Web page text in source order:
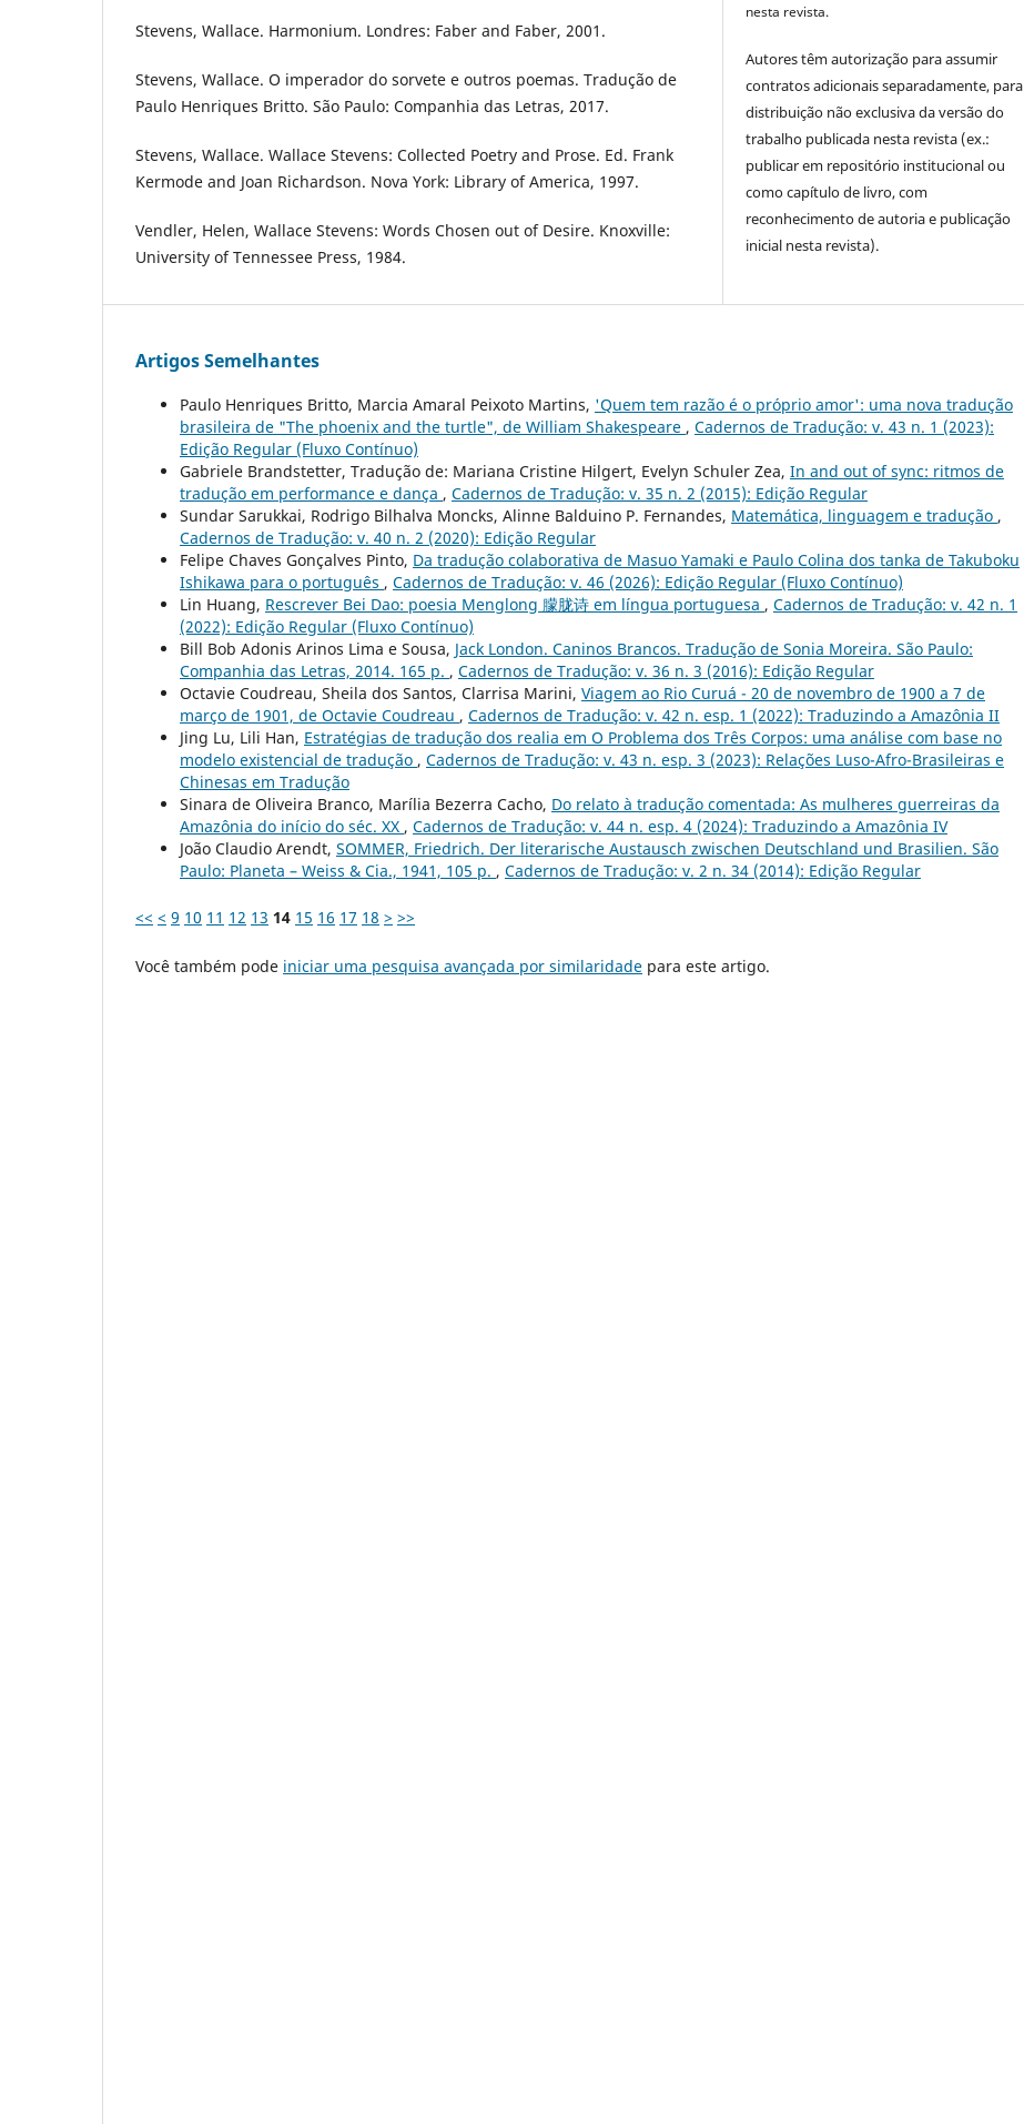
Stevens, Wallace. Harmonium. Londres: Faber and Faber, 2001.
Stevens, Wallace. O imperador do sorvete e outros poemas. Tradução de
Paulo Henriques Britto. São Paulo: Companhia das Letras, 2017.
Stevens, Wallace. Wallace Stevens: Collected Poetry and Prose. Ed. Frank
Kermode and Joan Richardson. Nova York: Library of America, 1997.
Vendler, Helen, Wallace Stevens: Words Chosen out of Desire. Knoxville:
University of Tennessee Press, 1984.
nesta revista.
Autores têm autorização para assumir
contratos adicionais separadamente, para
distribuição não exclusiva da versão do
trabalho publicada nesta revista (ex.:
publicar em repositório institucional ou
como capítulo de livro, com
reconhecimento de autoria e publicação
inicial nesta revista).
Artigos Semelhantes
Paulo Henriques Britto, Marcia Amaral Peixoto Martins, 'Quem tem razão é o próprio amor': uma nova tradução
brasileira de "The phoenix and the turtle", de William Shakespeare , Cadernos de Tradução: v. 43 n. 1 (2023):
Edição Regular (Fluxo Contínuo)
Gabriele Brandstetter, Tradução de: Mariana Cristine Hilgert, Evelyn Schuler Zea, In and out of sync: ritmos de
tradução em performance e dança , Cadernos de Tradução: v. 35 n. 2 (2015): Edição Regular
Sundar Sarukkai, Rodrigo Bilhalva Moncks, Alinne Balduino P. Fernandes, Matemática, linguagem e tradução ,
Cadernos de Tradução: v. 40 n. 2 (2020): Edição Regular
Felipe Chaves Gonçalves Pinto, Da tradução colaborativa de Masuo Yamaki e Paulo Colina dos tanka de Takuboku
Ishikawa para o português , Cadernos de Tradução: v. 46 (2026): Edição Regular (Fluxo Contínuo)
Lin Huang, Rescrever Bei Dao: poesia Menglong 朦胧诗 em língua portuguesa , Cadernos de Tradução: v. 42 n. 1
(2022): Edição Regular (Fluxo Contínuo)
Bill Bob Adonis Arinos Lima e Sousa, Jack London. Caninos Brancos. Tradução de Sonia Moreira. São Paulo:
Companhia das Letras, 2014. 165 p. , Cadernos de Tradução: v. 36 n. 3 (2016): Edição Regular
Octavie Coudreau, Sheila dos Santos, Clarrisa Marini, Viagem ao Rio Curuá - 20 de novembro de 1900 a 7 de
março de 1901, de Octavie Coudreau , Cadernos de Tradução: v. 42 n. esp. 1 (2022): Traduzindo a Amazônia II
Jing Lu, Lili Han, Estratégias de tradução dos realia em O Problema dos Três Corpos: uma análise com base no
modelo existencial de tradução , Cadernos de Tradução: v. 43 n. esp. 3 (2023): Relações Luso-Afro-Brasileiras e
Chinesas em Tradução
Sinara de Oliveira Branco, Marília Bezerra Cacho, Do relato à tradução comentada: As mulheres guerreiras da
Amazônia do início do séc. XX , Cadernos de Tradução: v. 44 n. esp. 4 (2024): Traduzindo a Amazônia IV
João Claudio Arendt, SOMMER, Friedrich. Der literarische Austausch zwischen Deutschland und Brasilien. São
Paulo: Planeta – Weiss & Cia., 1941, 105 p. , Cadernos de Tradução: v. 2 n. 34 (2014): Edição Regular
<< < 9 10 11 12 13 14 15 16 17 18 > >>
Você também pode iniciar uma pesquisa avançada por similaridade para este artigo.